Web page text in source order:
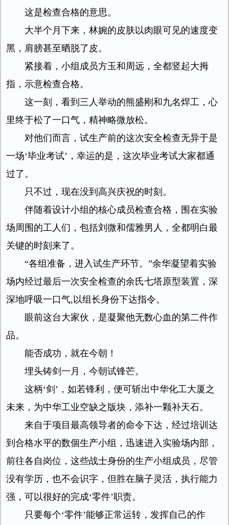
这是检查合格的意思。
大半个月下来，林婉的皮肤以肉眼可见的速度变
黑，肩膀甚至晒脱了皮。
紧接着，小组成员方玉和周远，全都竖起大拇
指，示意检查合格。
这一刻，看到三人举动的熊盛刚和九名焊工，心
里终于松了一口气，精神略微放松。
对他们而言，试生产前的这次安全检查无异于是
一场‘毕业考试’，幸运的是，这次毕业考试大家都通
过了。
只不过，现在没到高兴庆祝的时刻。
伴随着设计小组的核心成员检查合格，围在实验
场周围的工人们，包括刘微和儒雅男人，全都明白最
关键的时刻来了。
“各组准备，进入试生产环节。”余华凝望着实验
场内经过最后一次安全检查的余氏七塔原型装置，深
深地呼吸一口气,以组长身份下达指令。
眼前这台大家伙，是凝聚他无数心血的第二件作
品。
能否成功，就在今朝！
埋头铸剑一月，今朝试锋芒。
这柄‘剑’，如若锋利，便可斩出中华化工大厦之
未来，为中华工业空缺之版块，添补一颗补天石。
来自于项目最高领导者的命令下达，经过培训达
到合格水平的数個生产小组，迅速进入实验场内部，
前往各自岗位，这些战士身份的生产小组成员，尽管
没有学历，也不会识字，但胜在脑子灵活，执行能力
强，可以很好的完成‘零件’职责。
只要每个‘零件’能够正常运转，发挥自己的作